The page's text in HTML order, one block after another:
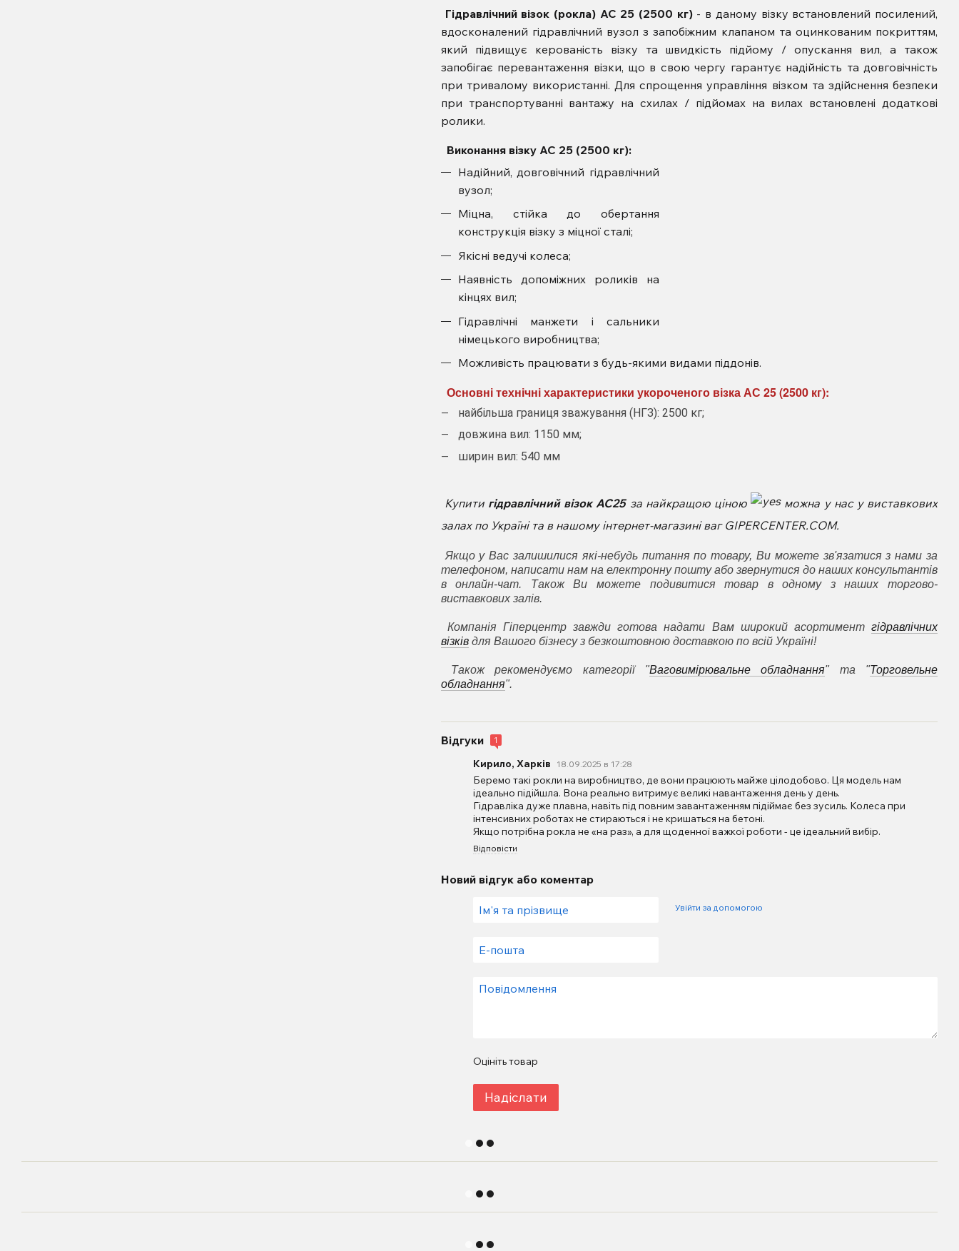
Гідравлічний візок (рокла) АС 25 (2500 кг)- в даному візку встановлений посилений,
вдосконалений гідравлічний вузол з запобіжним клапаном та оцинкованим покриттям,
який підвищує керованість візку та швидкість підйому / опускання вил, а також
запобігає перевантаження візки, що в свою чергу гарантує надійність та довговічність
при тривалому використанні. Для спрощення управління візком та здійснення безпеки
при транспортуванні вантажу на схилах / підйомах на вилах встановлені додаткові
ролики.
Виконання візку АС 25 (2500 кг):
Надійний, довговічний гідравлічний
вузол;
Міцна, стійка до обертання
конструкція візку з міцної сталі;
Якісні ведучі колеса;
Наявність допоміжних роликів на
кінцях вил;
Гідравлічні манжети і сальники
німецького виробництва;
Можливість працювати з будь-якими видами піддонів.
Основні технічні характеристики укороченого візка АС 25 (2500 кг):
найбільша границя зважування (НГЗ): 2500 кг;
довжина вил: 1150 мм;
ширин вил: 540 мм
Купити гідравлічний візок АС25за найкращою ціною
можна у нас у виставкових
залах по Україні та в нашому інтернет-магазині ваг GIPERCENTER.COM.
Якщо у Вас залишилися які-небудь питання по товару, Ви можете зв'язатися з нами за
телефоном, написати нам на електронну пошту або звернутися до наших консультантів
в онлайн-чат. Також Ви можете подивитися товар в одному з наших торгово-
виставкових залів.
Компанія Гіперцентр завжди готова надати Вам широкий асортимент гідравлічних
візківдля Вашого бізнесу з безкоштовною доставкою по всій Україні!
Також рекомендуємо категорії "Ваговимірювальне обладнання" та "Торговельне
обладнання".
Відгуки 1
Кирило, Харків 18.09.2025 в 17:28
Беремо такі рокли на виробництво, де вони працюють майже цілодобово. Ця модель нам
ідеально підійшла. Вона реально витримує великі навантаження день у день.
Гідравліка дуже плавна, навіть під повним завантаженням підіймає без зусиль. Колеса при
інтенсивних роботах не стираються і не кришаться на бетоні.
Якщо потрібна рокла не «на раз», а для щоденної важкої роботи - це ідеальний вибір.
Відповісти
Новий відгук або коментар
Увійти за допомогою
Оцініть товар
Надіслати